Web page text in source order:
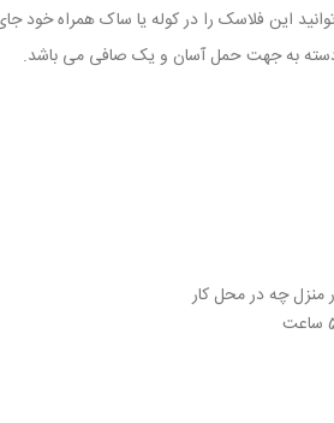
این فلاسک را در کوله یا ساک همراه
دسته به جهت حمل آسان و یک صافی می باشد.
منزل چه در محل کار